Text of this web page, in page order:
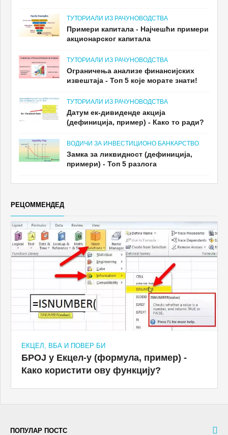
ТУТОРИАЛИ ИЗ РАЧУНОВОДСТВА
Примери капитала - Најчешћи примери
акционарског капитала
ТУТОРИАЛИ ИЗ РАЧУНОВОДСТВА
Ограничења анализе финансијских
извештаја - Топ 5 које морате знати!
ТУТОРИАЛИ ИЗ РАЧУНОВОДСТВА
Датум ек-дивиденде акција
(дефиниција, пример) - Како то ради?
ВОДИЧИ ЗА ИНВЕСТИЦИОНО БАНКАРСТВО
Замка за ликвидност (дефиниција,
примери) - Топ 5 разлога
РЕЦОММЕНДЕД
ЕКЦЕЛ, ВБА И ПОВЕР БИ
БРОЈ у Екцел-у (формула, пример) -
Како користити ову функцију?
ПОПУЛАР ПОСТС